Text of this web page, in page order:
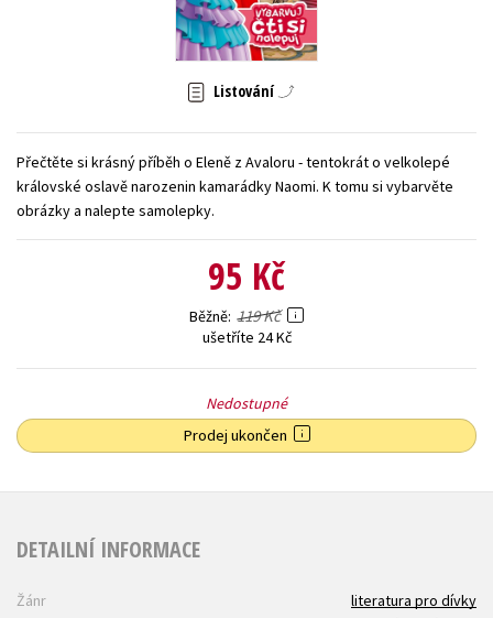
Zahraniční literatura
Všechny tituly
Listování
Přečtěte si krásný příběh o Eleně z Avaloru - tentokrát o velkolepé
královské oslavě narozenin kamarádky Naomi. K tomu si vybarvěte
obrázky a nalepte samolepky.
95 Kč
Běžně 119 Kč
ušetříte 24 Kč
Nedostupné
Prodej ukončen
DETAILNÍ INFORMACE
Žánr
literatura pro dívky